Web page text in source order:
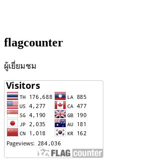
flagcounter
ผู้เยี่ยมชม